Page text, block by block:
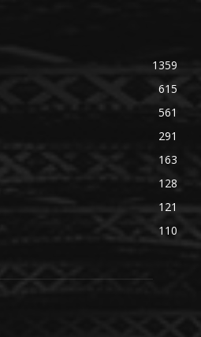
1359
615
561
291
163
128
121
110